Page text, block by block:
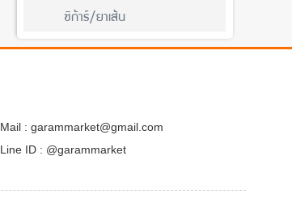
ซิก้าร์/ยาเส้น
Mail : garammarket@gmail.com
Line ID : @garammarket